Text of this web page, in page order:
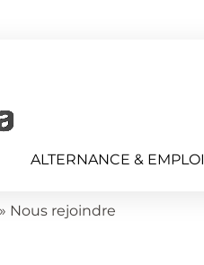
ALTERNANCE & EMPLOI
» Nous rejoindre